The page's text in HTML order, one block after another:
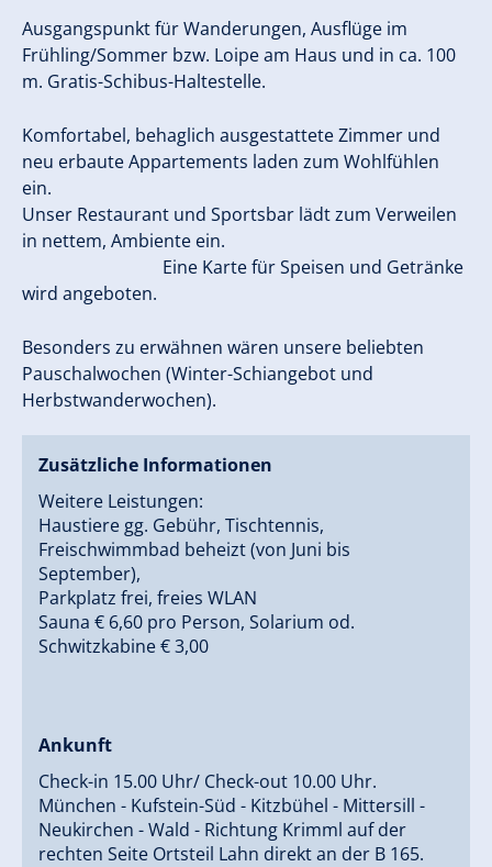
Ausgangspunkt für Wanderungen, Ausflüge im
Frühling/Sommer bzw. Loipe am Haus und in ca. 100
m. Gratis-Schibus-Haltestelle.
Komfortabel, behaglich ausgestattete Zimmer und
neu erbaute Appartements laden zum Wohlfühlen
ein.
Unser Restaurant und Sportsbar lädt zum Verweilen
in nettem, Ambiente ein.
Eine Karte für Speisen und Getränke
wird angeboten.
Besonders zu erwähnen wären unsere beliebten
Pauschalwochen (Winter-Schiangebot und
Herbstwanderwochen).
Zusätzliche Informationen
Weitere Leistungen:
Haustiere gg. Gebühr, Tischtennis,
Freischwimmbad beheizt (von Juni bis
September),
Parkplatz frei, freies WLAN
Sauna € 6,60 pro Person, Solarium od.
Schwitzkabine € 3,00
Ankunft
Check-in 15.00 Uhr/ Check-out 10.00 Uhr.
München - Kufstein-Süd - Kitzbühel - Mittersill -
Neukirchen - Wald - Richtung Krimml auf der
rechten Seite Ortsteil Lahn direkt an der B 165.